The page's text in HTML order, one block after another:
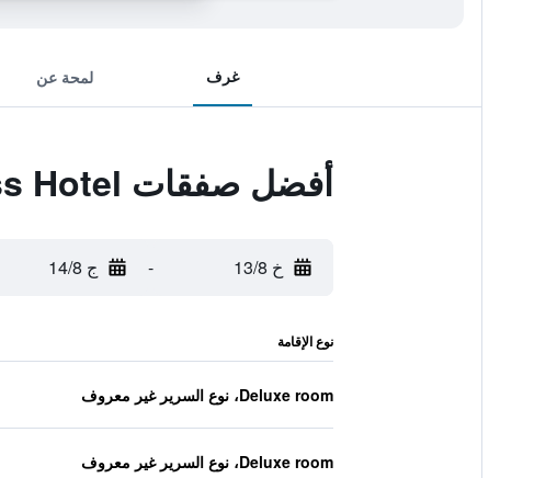
غرف لمحة عن
أفضل صفقات Orchid Business Hotel
خ 13/8 - ج 14/8
نوع الإقامة
Deluxe room، نوع السرير غير معروف
Deluxe room، نوع السرير غير معروف